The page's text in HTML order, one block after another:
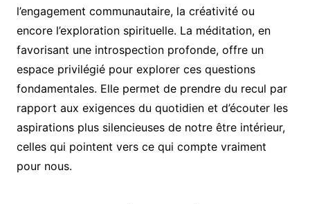
l’engagement communautaire, la créativité ou
encore l’exploration spirituelle. La méditation, en
favorisant une introspection profonde, offre un
espace privilégié pour explorer ces questions
fondamentales. Elle permet de prendre du recul par
rapport aux exigences du quotidien et d’écouter les
aspirations plus silencieuses de notre être intérieur,
celles qui pointent vers ce qui compte vraiment
pour nous.